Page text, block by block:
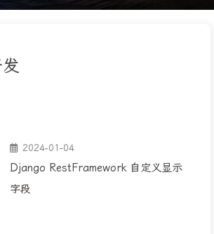
2024-01-04
Django RestFramework 自定义显示
字段